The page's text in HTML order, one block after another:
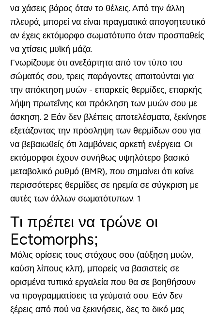
να χάσεις βάρος όταν το θέλεις. Από την άλλη
πλευρά, μπορεί να είναι πραγματικά απογοητευτικό
αν έχεις εκτόμορφο σωματότυπο όταν προσπαθείς
να χτίσεις μυϊκή μάζα.
Γνωρίζουμε ότι ανεξάρτητα από τον τύπο του
σώματός σου, τρεις παράγοντες απαιτούνται για
την απόκτηση μυών - επαρκείς θερμίδες, επαρκής
λήψη πρωτεΐνης και πρόκληση των μυών σου με
άσκηση. 2 Εάν δεν βλέπεις αποτελέσματα, ξεκίνησε
εξετάζοντας την πρόσληψη των θερμίδων σου για
να βεβαιωθείς ότι λαμβάνεις αρκετή ενέργεια. Οι
εκτόμορφοι έχουν συνήθως υψηλότερο βασικό
μεταβολικό ρυθμό (BMR), που σημαίνει ότι καίνε
περισσότερες θερμίδες σε ηρεμία σε σύγκριση με
αυτές των άλλων σωματότυπων. 1
Τι πρέπει να τρώνε οι
Ectomorphs;
Μόλις ορίσεις τους στόχους σου (αύξηση μυών,
καύση λίπους κλπ), μπορείς να βασιστείς σε
ορισμένα τυπικά εργαλεία που θα σε βοηθήσουν
να προγραμματίσεις τα γεύματά σου. Εάν δεν
ξέρεις από πού να ξεκινήσεις, δες το δικό μας